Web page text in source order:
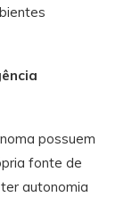
possuem
fonte de
autonomia